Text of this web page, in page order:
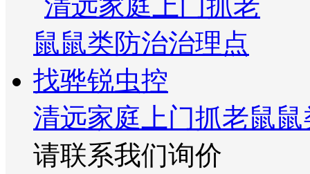
清远家庭上门抓老鼠
请联系我们询价